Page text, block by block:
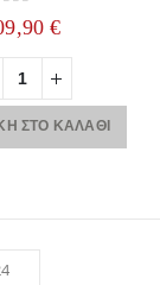
€
ΣΤΟ ΚΑΛΆΘΙ